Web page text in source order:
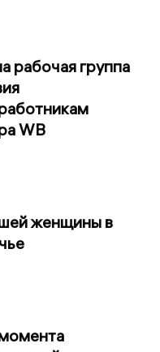
рабочая группа
WB
женщины в